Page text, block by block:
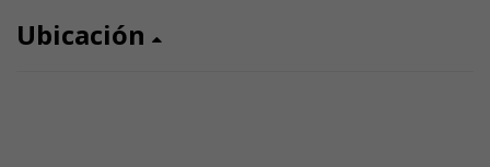
Ubicación